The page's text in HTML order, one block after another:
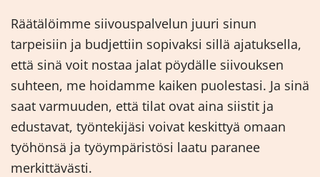
Räätälöimme siivouspalvelun juuri sinun
tarpeisiin ja budjettiin sopivaksi sillä ajatuksella,
että sinä voit nostaa jalat pöydälle siivouksen
suhteen, me hoidamme kaiken puolestasi. Ja sinä
saat varmuuden, että tilat ovat aina siistit ja
edustavat, työntekijäsi voivat keskittyä omaan
työhönsä ja työympäristösi laatu paranee
merkittävästi.